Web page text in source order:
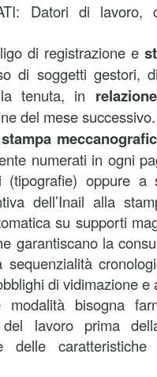
Datori di lavoro,
di registrazione e
di soggetti gestori,
tenuta, in
del mese successivo.
stampa
numerati in ogni
(tipografie) oppure
dell’Inail alla
su supporti
garantiscano la
di vidimazione e
bisogna
del lavoro prima
delle